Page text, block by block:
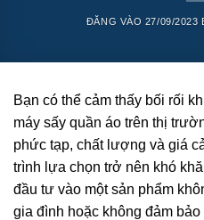
ĐĂNG VÀO 27/09/2023
Bạn có thể cảm thấy bối rối
máy sấy quần áo trên thị
phức tạp, chất lượng và giá
trình lựa chọn trở nên khó
đầu tư vào một sản phẩm
gia đình hoặc không đảm bảo